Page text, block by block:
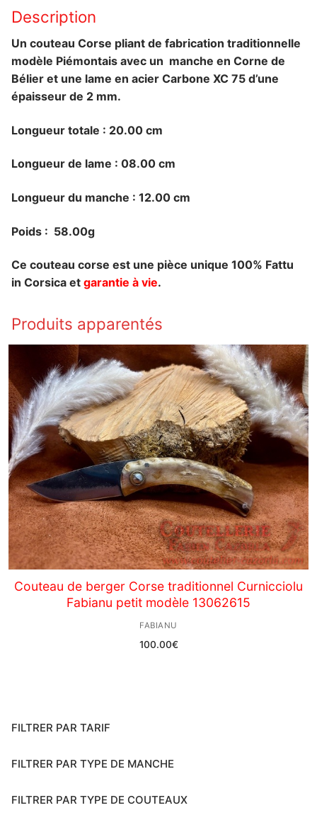
Description
Un couteau Corse pliant de fabrication traditionnelle
modèle Piémontais avec un manche en Corne de
Bélier et une lame en acier Carbone XC 75 d’une
épaisseur de 2 mm.
Longueur totale : 20.00 cm
Longueur de lame : 08.00 cm
Longueur du manche : 12.00 cm
Poids : 58.00g
Ce couteau corse est une pièce unique 100% Fattu
in Corsica et garantie à vie.
Produits apparentés
Couteau de berger Corse traditionnel Curnicciolu
Fabianu petit modèle 13062615
FABIANU
100.00€
FILTRER PAR TARIF
FILTRER PAR TYPE DE MANCHE
FILTRER PAR TYPE DE COUTEAUX